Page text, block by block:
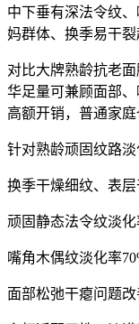
中下垂有深法令纹
妈群体、换季易干裂
对比大牌熟龄抗老
华足量可兼顾面部
高额开销，普通家庭
针对熟龄顽固纹路淡
换季干燥细纹、表层
顽固静态法令纹淡化
嘴角木偶纹淡化率
面部松弛干瘪问题改